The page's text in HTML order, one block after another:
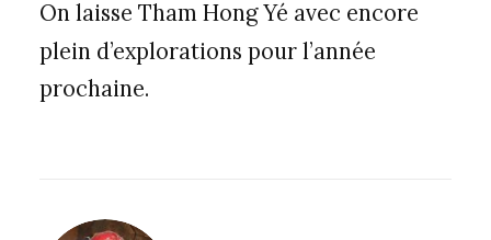
On laisse Tham Hong Yé avec encore
plein d’explorations pour l’année
prochaine.